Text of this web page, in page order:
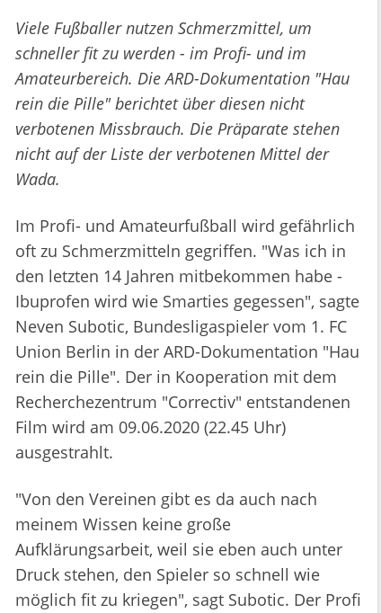
Viele Fußballer nutzen Schmerzmittel, um
schneller fit zu werden - im Profi- und im
Amateurbereich. Die ARD-Dokumentation "Hau
rein die Pille" berichtet über diesen nicht
verbotenen Missbrauch. Die Präparate stehen
nicht auf der Liste der verbotenen Mittel der
Wada.
Im Profi- und Amateurfußball wird gefährlich
oft zu Schmerzmitteln gegriffen. "Was ich in
den letzten 14 Jahren mitbekommen habe -
Ibuprofen wird wie Smarties gegessen", sagte
Neven Subotic, Bundesligaspieler vom 1. FC
Union Berlin in der ARD-Dokumentation "Hau
rein die Pille". Der in Kooperation mit dem
Recherchezentrum "Correctiv" entstandenen
Film wird am 09.06.2020 (22.45 Uhr)
ausgestrahlt.
"Von den Vereinen gibt es da auch nach
meinem Wissen keine große
Aufklärungsarbeit, weil sie eben auch unter
Druck stehen, den Spieler so schnell wie
möglich fit zu kriegen", sagt Subotic. Der Profi